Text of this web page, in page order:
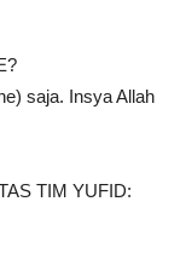
saja. Insya Allah
TIM YUFID: